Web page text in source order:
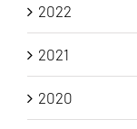
2022
2021
2020